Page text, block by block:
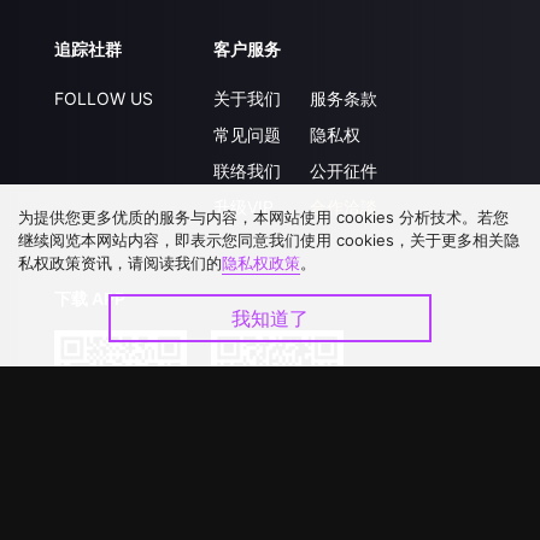
追踪社群
FOLLOW US
客户服务
关于我们
常见问题
联络我们
升级VIP
服务条款
隐私权
公开征件
合作洽談
下载 APP
为提供您更多优质的服务与内容，本网站使用 cookies 分析技术。若您
继续阅览本网站内容，即表示您同意我们使用 cookies，关于更多相关隐
私权政策资讯，请阅读我们的隐私权政策。
我知道了